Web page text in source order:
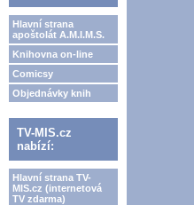
Hlavní strana
apoštolát A.M.I.M.S.
Knihovna on-line
Comicsy
Objednávky knih
TV-MIS.cz
nabízí:
Hlavní strana TV-
MIS.cz (internetová
TV zdarma)